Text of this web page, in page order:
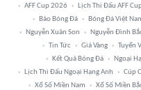
AFF Cup 2026
Lịch Thi Đấu AFF
Báo Bóng Đá
Bóng Đá Việt
Nguyễn Xuân Son
Nguyễn Đình
Tin Tức
Giá Vàng Tuyển
Kết Quả Bóng Đá
Ngoại
Lịch Thi Đấu Ngoại Hạng Anh
Cúp
Xổ Số Miền Nam
Xổ Số Miền